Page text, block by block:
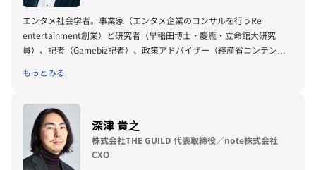
エンタメ社会学者。事業家（エンタメ企業のコンサルを行うRe
entertainment創業）と研究者（早稲田博士・慶應・立命館大研究
員）、記者（Gamebiz記者）、政策アドバイザー（経産省コンテンツ
ワークとする。以前はリクルートスタッフィングから転職し、DeNA・
メディアミックスIPプロジェクトを推進＆アニメ・ゲーム・スポーツの
海外展開を担当してきた。著書に『エンタメビジネス全史』『エンタの
巨匠』『推しエコノミー』『オタク経済圏創世記』など。
もっとみる
深津 貴之
株式会社THE GUILD 代表取締役／note株式会社
CXO